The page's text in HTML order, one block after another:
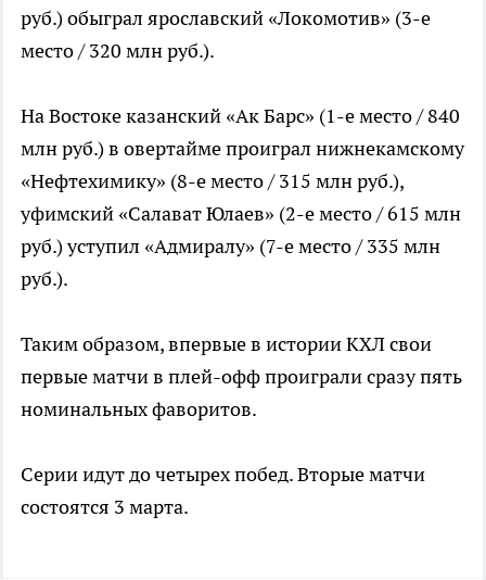
руб.) обыграл ярославский «Локомотив» (3-е
место / 320 млн руб.).
На Востоке казанский «Ак Барс» (1-е место / 840
млн руб.) в овертайме проиграл нижнекамскому
«Нефтехимику» (8-е место / 315 млн руб.),
уфимский «Салават Юлаев» (2-е место / 615 млн
руб.) уступил «Адмиралу» (7-е место / 335 млн
руб.).
Таким образом, впервые в истории КХЛ свои
первые матчи в плей-офф проиграли сразу пять
номинальных фаворитов.
Серии идут до четырех побед. Вторые матчи
состоятся 3 марта.